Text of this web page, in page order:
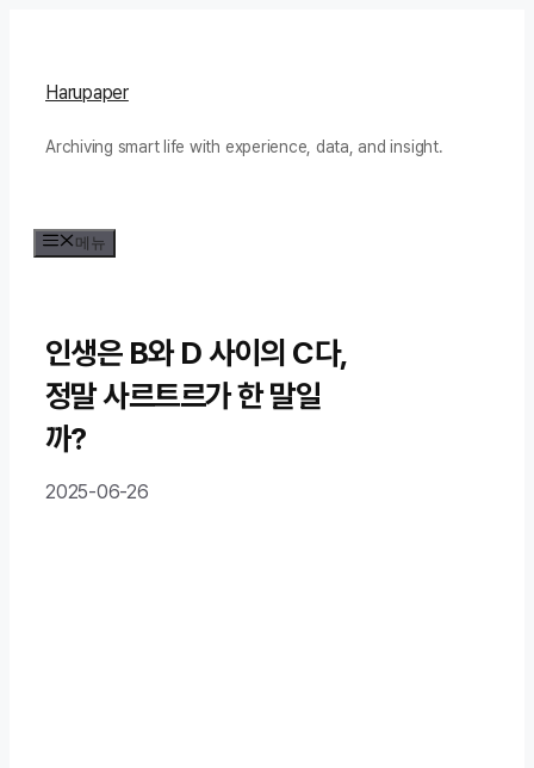
Harupaper
Archiving smart life with experience, data, and insight.
메뉴
인생은 B와 D 사이의 C다,
정말 사르트르가 한 말일
까?
2025-06-26